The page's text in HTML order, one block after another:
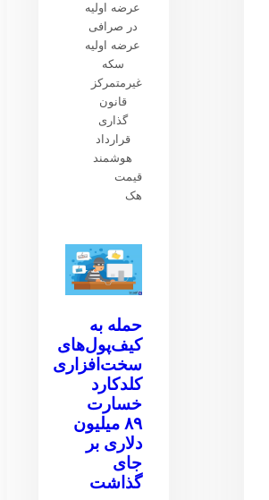
عرضه اولیه
در صرافی
عرضه اولیه
سکه
غیرمتمرکز
قانون
گذاری
قرارداد
هوشمند
قیمت
هک
حمله به
کیف‌پول‌های
سخت‌افزاری
کلدکارد
خسارت
۸۹ میلیون
دلاری بر
جای
گذاشت